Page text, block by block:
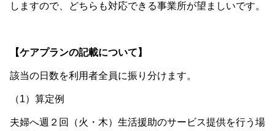
しますので、どちらも対応できる事業所が望ましいです。
【ケアプランの記載について】
該当の日数を利用者全員に振り分けます。
（1）算定例
夫婦へ週２回（火・木）生活援助のサービス提供を行う場